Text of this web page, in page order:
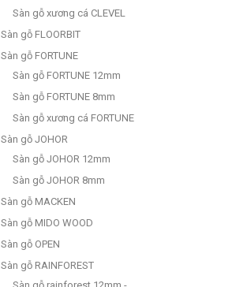
Sàn gỗ xương cá CLEVEL
Sàn gỗ FLOORBIT
Sàn gỗ FORTUNE
Sàn gỗ FORTUNE 12mm
Sàn gỗ FORTUNE 8mm
Sàn gỗ xương cá FORTUNE
Sàn gỗ JOHOR
Sàn gỗ JOHOR 12mm
Sàn gỗ JOHOR 8mm
Sàn gỗ MACKEN
Sàn gỗ MIDO WOOD
Sàn gỗ OPEN
Sàn gỗ RAINFOREST